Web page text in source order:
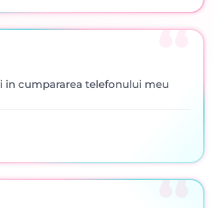
in cumpararea telefonului meu